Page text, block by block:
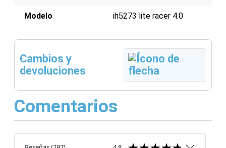
Modelo ih5273 lite racer 4.0
Cambios y
devoluciones
Comentarios